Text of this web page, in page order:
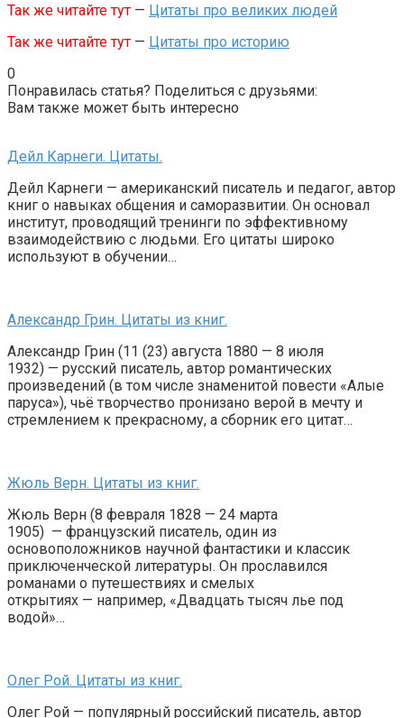
Так же читайте тут — Цитаты про великих людей
Так же читайте тут — Цитаты про историю
0
Понравилась статья? Поделиться с друзьями:
Вам также может быть интересно
Дейл Карнеги. Цитаты.
Дейл Карнеги — американский писатель и педагог, автор
книг о навыках общения и саморазвитии. Он основал
институт, проводящий тренинги по эффективному
взаимодействию с людьми. Его цитаты широко
используют в обучении…
Александр Грин. Цитаты из книг.
Александр Грин (11 (23) августа 1880 — 8 июля
1932) — русский писатель, автор романтических
произведений (в том числе знаменитой повести «Алые
паруса»), чьё творчество пронизано верой в мечту и
стремлением к прекрасному, а сборник его цитат…
Жюль Верн. Цитаты из книг.
Жюль Верн (8 февраля 1828 — 24 марта
1905) — французский писатель, один из
основоположников научной фантастики и классик
приключенческой литературы. Он прославился
романами о путешествиях и смелых
открытиях — например, «Двадцать тысяч лье под
водой»…
Олег Рой. Цитаты из книг.
Олег Рой — популярный российский писатель, автор